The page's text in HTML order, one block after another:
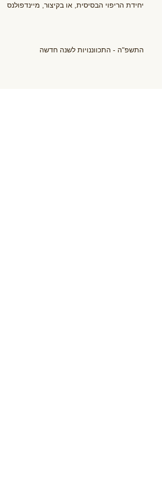
יחידת הריפוי הבסיסית, או בקיצור, מיינדפולנס
התשפ"ה - התכווננויות לשנה חדשה